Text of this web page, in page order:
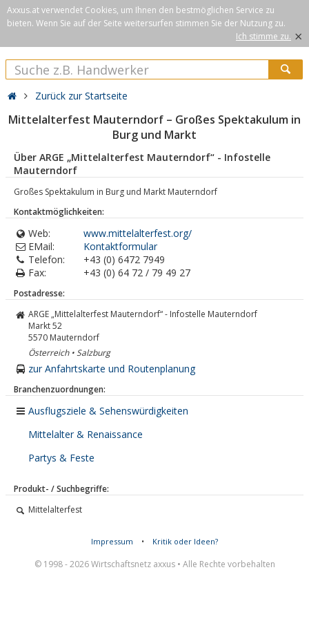
Axxus.at verwendet Cookies, um Ihnen den bestmöglichen Service zu
bieten. Wenn Sie auf der Seite weitersurfen stimmen Sie der Nutzung zu.
Ich stimme zu. ×
Zurück zur Startseite
Mittelalterfest Mauterndorf – Großes Spektakulum in
Burg und Markt
Über ARGE „Mittelalterfest Mauterndorf“ - Infostelle
Mauterndorf
Großes Spektakulum in Burg und Markt Mauterndorf
Kontaktmöglichkeiten:
Web:
www.mittelalterfest.org/
EMail:
Kontaktformular
Telefon:
+43 (0) 6472 7949
Fax:
+43 (0) 64 72 / 79 49 27
Postadresse:
ARGE „Mittelalterfest Mauterndorf“ - Infostelle Mauterndorf
Markt 52
5570 Mauterndorf
Österreich • Salzburg
zur Anfahrtskarte und Routenplanung
Branchenzuordnungen:
Ausflugsziele & Sehenswürdigkeiten
Mittelalter & Renaissance
Partys & Feste
Produkt- / Suchbegriffe:
Mittelalterfest
Impressum • Kritik oder Ideen?
© 1998 - 2026 Wirtschaftsnetz axxus • Alle Rechte vorbehalten